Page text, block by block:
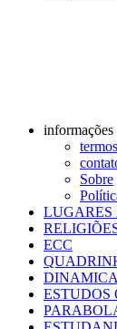
informações
Sobre
LUGARES
ECC
ESTUDOS